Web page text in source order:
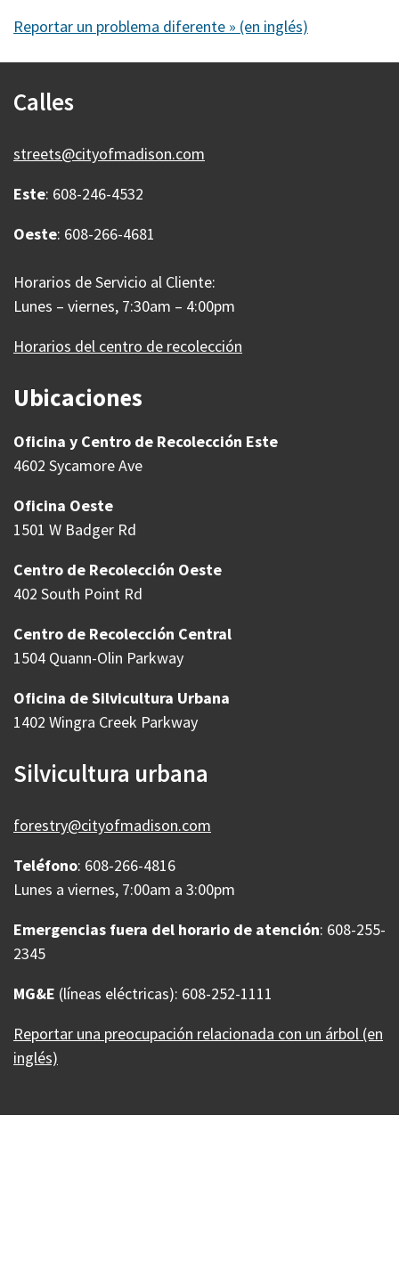
Reportar un problema diferente » (en inglés)
Calles
streets@cityofmadison.com
Este: 608-246-4532
Oeste: 608-266-4681
Horarios de Servicio al Cliente:
Lunes – viernes, 7:30am – 4:00pm
Horarios del centro de recolección
Ubicaciones
Oficina y Centro de Recolección Este
4602 Sycamore Ave
Oficina Oeste
1501 W Badger Rd
Centro de Recolección Oeste
402 South Point Rd
Centro de Recolección Central
1504 Quann-Olin Parkway
Oficina de Silvicultura Urbana
1402 Wingra Creek Parkway
Silvicultura urbana
forestry@cityofmadison.com
Teléfono: 608-266-4816
Lunes a viernes, 7:00am a 3:00pm
Emergencias fuera del horario de atención: 608-255-
2345
MG&E (líneas eléctricas): 608-252-1111
Reportar una preocupación relacionada con un árbol (en
inglés)